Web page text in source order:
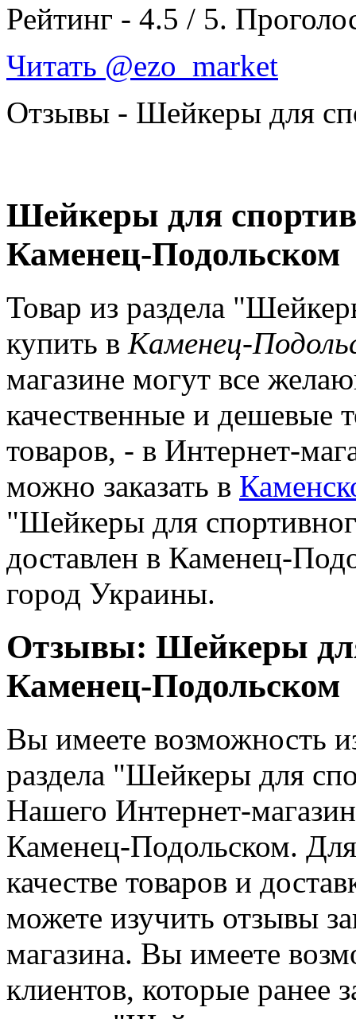
Рейтинг - 4.5 / 5.
Читать @ezo_market
Отзывы - Шейкеры для
Шейкеры для
Каменец-Подольском
Товар из раздела
купить в Каменец-
магазине могут все
качественные и дешевые
товаров, - в Интернет-
можно заказать в
"Шейкеры для
доставлен в Каменец-
город Украины.
Отзывы: Шейкеры
Каменец-Подольском
Вы имеете возможность
раздела "Шейкеры для
Нашего Интернет-
Каменец-Подольском.
качестве товаров и
можете изучить отзывы
магазина. Вы имеете
клиентов, которые ранее